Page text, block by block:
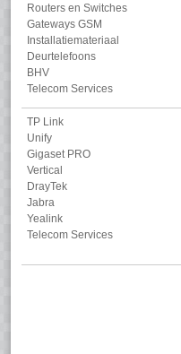
Routers en Switches
Gateways GSM
Installatiemateriaal
Deurtelefoons
BHV
Telecom Services
TP Link
Unify
Gigaset PRO
Vertical
DrayTek
Jabra
Yealink
Telecom Services